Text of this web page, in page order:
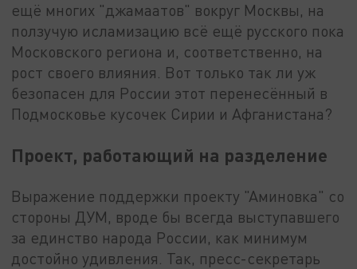
ещё многих "джамаатов" вокруг Москвы, на
ползучую исламизацию всё ещё русского пока
Московского региона и, соответственно, на
рост своего влияния. Вот только так ли уж
безопасен для России этот перенесённый в
Подмосковье кусочек Сирии и Афганистана?
Проект, работающий на разделение
Выражение поддержки проекту "Аминовка" со
стороны ДУМ, вроде бы всегда выступавшего
за единство народа России, как минимум
достойно удивления. Так, пресс-секретарь